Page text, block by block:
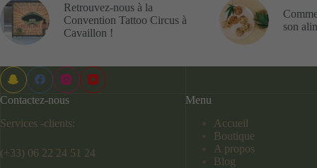
Retrouvez-nous à la
Convention Tattoo Circus à
Cavaillon !
son
Contactez-nous
Services -clients:
(+33) 06 22 24 51 24
Menu
Accueil
Boutique
A propos
Blog